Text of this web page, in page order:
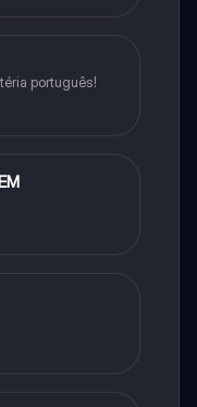
português!